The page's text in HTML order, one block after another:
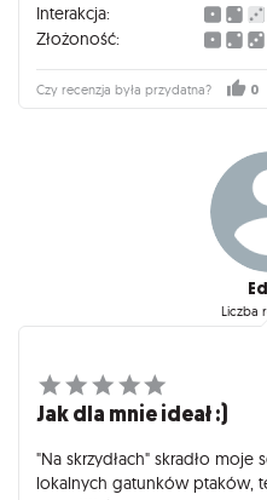
Interakcja:
Złożoność:
Czy recenzja była przydatna? 0
Liczba
Jak dla mnie ideał :)
"Na skrzydłach" skradło moje
lokalnych gatunków ptaków,